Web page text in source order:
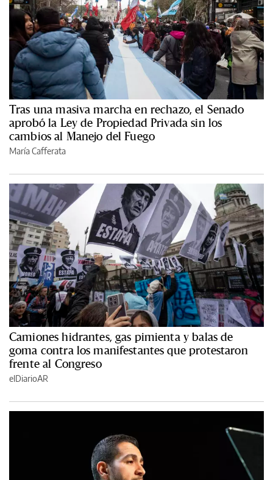
Tras una masiva marcha en rechazo, el Senado
aprobó la Ley de Propiedad Privada sin los
cambios al Manejo del Fuego
María Cafferata
Camiones hidrantes, gas pimienta y balas de
goma contra los manifestantes que protestaron
frente al Congreso
elDiarioAR